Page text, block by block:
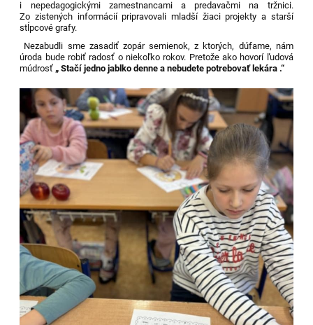
i nepedagogickými zamestnancami a predavačmi na tržnici.
Zo zistených informácií pripravovali mladší žiaci projekty a starší
stĺpcové grafy.
Nezabudli sme zasadiť zopár semienok, z ktorých, dúfame, nám
úroda bude robiť radosť o niekoľko rokov. Pretože ako hovorí ľudová
múdrosť „ Stačí jedno jablko denne a nebudete potrebovať lekára .“